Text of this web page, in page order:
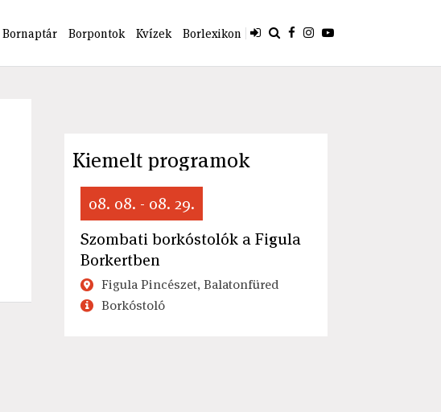
Bornaptár Borpontok Kvízek Borlexikon
Kiemelt programok
08. 08. - 08. 29.
Szombati borkóstolók a Figula
Borkertben
Figula Pincészet, Balatonfüred
Borkóstoló